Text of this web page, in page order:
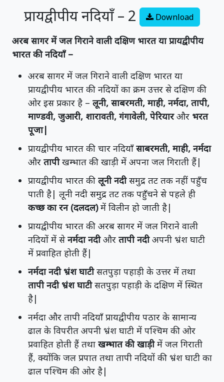
प्रायद्वीपीय नदियाँ – 2 Download
अरब सागर में जल गिराने वाली दक्षिण भारत या प्रायद्वीपीय
भारत की नदियाँ –
अरब सागर में जल गिराने वाली दक्षिण भारत या
प्रायद्वीपीय भारत की नदियों का क्रम उत्तर से दक्षिण की
ओर इस प्रकार है – लूनी, साबरमती, माही, नर्मदा, तापी,
माण्डवी, जुआरी, शारावती, गंगावेली, पेरियारऔर भरत
पूजा|
प्रायद्वीपीय भारत की चार नदियाँसाबरमती, माही, नर्मदा
और तापीखम्भात की खाड़ी में अपना जल गिराती हैं|
प्रायद्वीपीय भारत की लूनी नदीसमुद्र तट तक नहीं पहुँच
पाती है| लूनी नदी समुद्र तट तक पहुँचने से पहले ही
कच्छ का रन (दलदल)में विलीन हो जाती है|
प्रायद्वीपीय भारत की अरब सागर में जल गिराने वाली
नदियों में सेनर्मदा नदीऔर तापी नदीअपनी भ्रंश घाटी
में प्रवाहित होती हैं|
नर्मदा नदी भ्रंश घाटीसतपुड़ा पहाड़ी के उत्तर में तथा
तापी नदी भ्रंश घाटीसतपुड़ा पहाड़ी के दक्षिण में स्थित
है|
नर्मदा और तापी नदियाँ प्रायद्वीपीय पठार के सामान्य
ढाल के विपरीत अपनी भ्रंश घाटी में पश्चिम की ओर
प्रवाहित होती हैं तथा खम्भात की खाड़ीमें जल गिराती
हैं, क्योंकि जल प्रपात तथा तापी नदियों की भ्रंश घाटी का
ढाल पश्चिम की ओर है|